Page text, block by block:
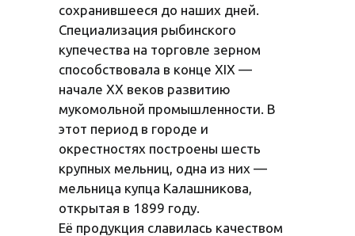
сохранившееся до наших дней.
Специализация рыбинского
купечества на торговле зерном
способствовала в конце ХIХ —
начале ХХ веков развитию
мукомольной промышленности. В
этот период в городе и
окрестностях построены шесть
крупных мельниц, одна из них —
мельница купца Калашникова,
открытая в 1899 году.
Её продукция славилась качеством